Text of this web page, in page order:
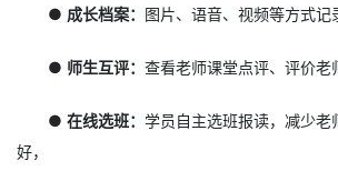
● 成长档案： 图片、语音、视频等方式
● 师生互评：查看老师课堂点评、评价老
● 在线选班：学员自主选班报读，减少
好，